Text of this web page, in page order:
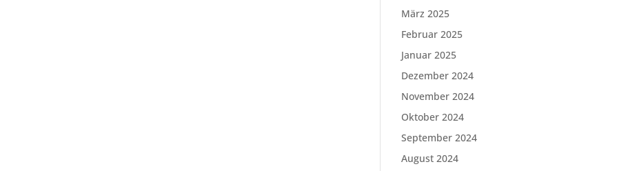
März 2025
Februar 2025
Januar 2025
Dezember 2024
November 2024
Oktober 2024
September 2024
August 2024